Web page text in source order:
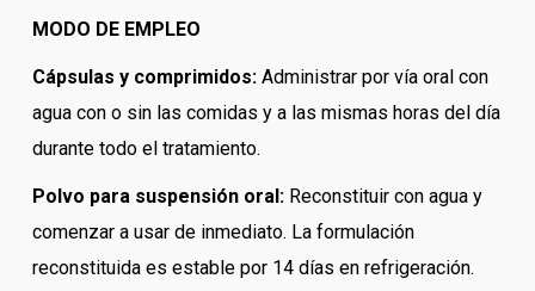
MODO DE EMPLEO
Cápsulas y comprimidos:Administrar por vía oral con
agua con o sin las comidas y a las mismas horas del día
durante todo el tratamiento.
Polvo para suspensión oral:Reconstituir con agua y
comenzar a usar de inmediato. La formulación
reconstituida es estable por 14 días en refrigeración.